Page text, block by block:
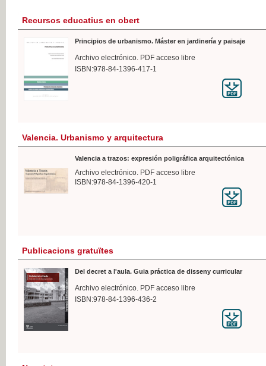
Recursos educatius en obert
Principios de urbanismo. Máster en jardinería y paisaje
Archivo electrónico. PDF acceso libre
ISBN:978-84-1396-417-1
Valencia. Urbanismo y arquitectura
Valencia a trazos: expresión poligráfica arquitectónica
Archivo electrónico. PDF acceso libre
ISBN:978-84-1396-420-1
Publicacions gratuïtes
Del decret a l'aula. Guia práctica de disseny curricular
Archivo electrónico. PDF acceso libre
ISBN:978-84-1396-436-2